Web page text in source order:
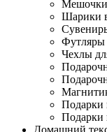
Мешочки
Шарики
Футляры
Чехлы
Подарки
Подарки
Домашний